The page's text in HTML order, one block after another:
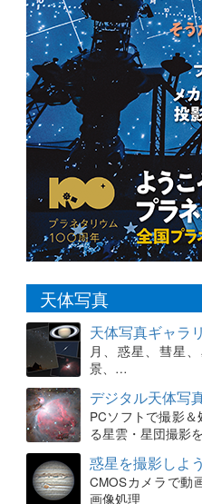
天体写真
天体写真ギャラ
月、惑星、彗星
景、…
デジタル天体写
PCソフトで撮影
る星雲・星団撮影
惑星を撮影しよう
CMOSカメラで動
画像処理